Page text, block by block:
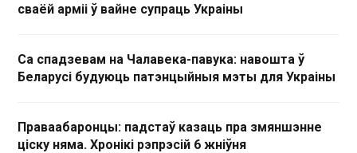
сваёй арміі ў вайне супраць Украіны
Са спадзевам на Чалавека-павука: навошта ў
Беларусі будуюць патэнцыйныя мэты для Украіны
Праваабаронцы: падстаў казаць пра змяншэнне
ціску няма. Хронікі рэпрэсій 6 жніўня